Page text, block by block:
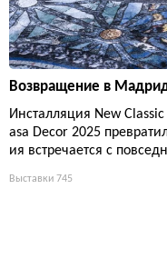
Возвращение в
Инсталляция New
asa Decor 2025
ия встречается с
Выставки 745